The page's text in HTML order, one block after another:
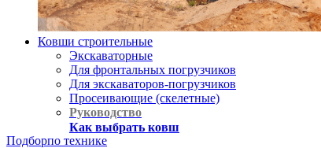
Ковши строительные
Экскаваторные
Для фронтальных погрузчиков
Для экскаваторов-погрузчиков
Просеивающие (скелетные)
Руководство
Как выбрать ковш
Подборпо технике